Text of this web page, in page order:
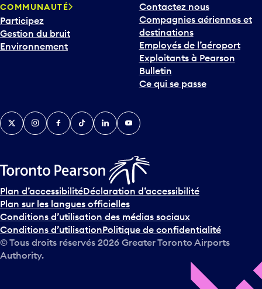
o
u
r
i
v
e
n
s
u
r
l
e
c
a
COMMUNAUTÉ
Participez
Gestion du bruit
Environnement
Contactez nous
Compagnies aériennes et
destinations
Employés de l’aéroport
Exploitants à Pearson
Bulletin
Ce qui se passe
TwitterInstagramFacebook
TikTokLinkedInYouTube
Plan d’accessibilitéDéclaration d’accessibilité
Plan sur les langues officielles
Conditions d’utilisation des médias sociaux
Conditions d’utilisationPolitique de confidentialité
© Tous droits réservés 2026 Greater Toronto Airports
Authority.